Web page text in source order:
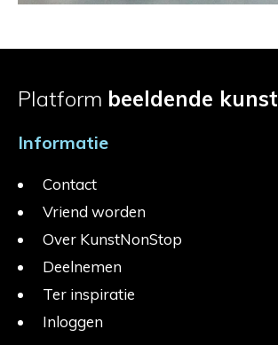
Platform beeldende kunst
Informatie
Contact
Vriend worden
Over KunstNonStop
Deelnemen
Ter inspiratie
Inloggen